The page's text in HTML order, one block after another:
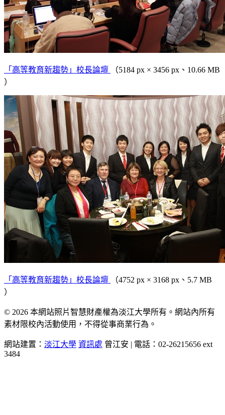
「高等教育新趨勢」校長論壇
（5184 px × 3456 px、10.66 MB
）
「高等教育新趨勢」校長論壇
（4752 px × 3168 px、5.7 MB
）
© 2026 本網站照片智慧財產權為淡江大學所有。網站內所有
素材限校內活動使用，不得從事商業行為。
網站建置： 淡江大學 資訊處 曾江安 | 電話：02-26215656 ext
3484